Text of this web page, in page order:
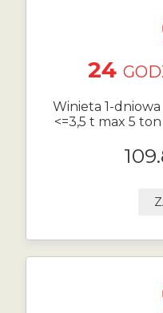
24
Winieta 1-
<=3,5 t max 5